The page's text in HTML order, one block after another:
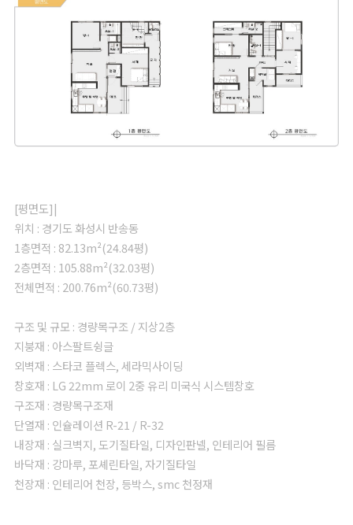
[평면도]|
위치 : 경기도 화성시 반송동
1층면적 : 82.13m²(24.84평)
2층면적 : 105.88m²(32.03평)
전체면적 : 200.76m²(60.73평)
구조 및 규모 : 경량목구조 / 지상2층
지붕재 : 아스팔트슁글
외벽재 : 스타코 플렉스, 세라믹사이딩
창호재 : LG 22mm 로이 2중 유리 미국식 시스템창호
구조재 : 경량목구조재
단열재 : 인슐레이션 R-21 / R-32
내장재 : 실크벽지, 도기질타일, 디자인판넬, 인테리어 필름
바닥재 : 강마루, 포셰린타일, 자기질타일
천장재 : 인테리어 천장, 등박스, smc 천정재